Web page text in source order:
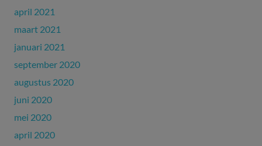
april 2021
maart 2021
januari 2021
september 2020
augustus 2020
juni 2020
mei 2020
april 2020